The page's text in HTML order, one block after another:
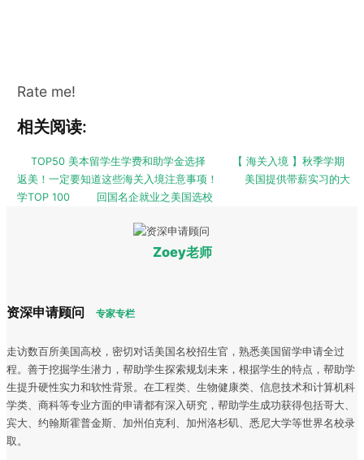
Rate me!
相关阅读:
TOP50 美本留学生学费和助学金选择
【 海关入境 】秋季学期
返美！一定要知道这些海关入境注意事项！
美国提供带薪实习的大
学TOP 100
回国名企就业之美国选校
Zoey老师
资深申请顾问 专家专栏
走访数百所美国高校，密切对话美国名校招生官，熟悉美国留学申请全过
程。善于挖掘学生潜力，帮助学生探索规划未来，根据学生的特点，帮助学
生提升硬性实力和软性背景。在工程类、生物健康类、信息技术和计算机科
学类、商科等专业方面的申请都有深入研究，帮助学生成功获得包括哥大、
宾大、约翰斯霍普金斯、加州伯克利、加州洛杉矶、悉尼大学等世界名校录
取。